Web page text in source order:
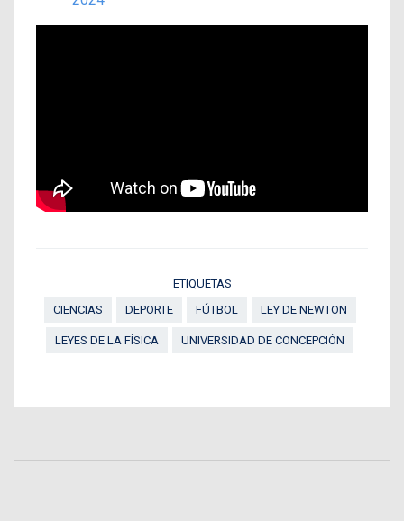
ETIQUETAS
CIENCIAS
DEPORTE FÚTBOL LEY DE NEWTON
LEYES DE LA FÍSICA UNIVERSIDAD DE CONCEPCIÓN